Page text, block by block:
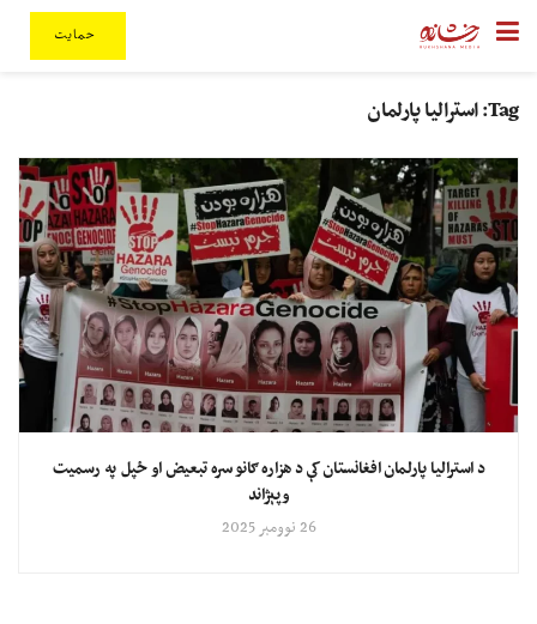
حمایت
Tag: استرالیا پارلمان
د استرالیا پارلمان افغانستان کې د هزاره ګانو سره تبعیض او ځپل په رسمیت
وپېژاند
26 نوومبر 2025